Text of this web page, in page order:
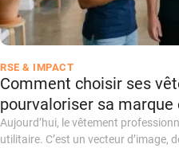
RSE & IMPACT
Comment choisir ses
pourvaloriser sa marque
Aujourd’hui, le vêtement
utilitaire. C’est un vecteur d’image,